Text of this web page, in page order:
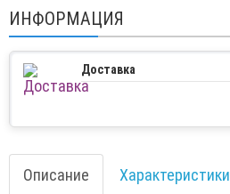
ИНФОРМАЦИЯ
Доставка
Описание Характеристики